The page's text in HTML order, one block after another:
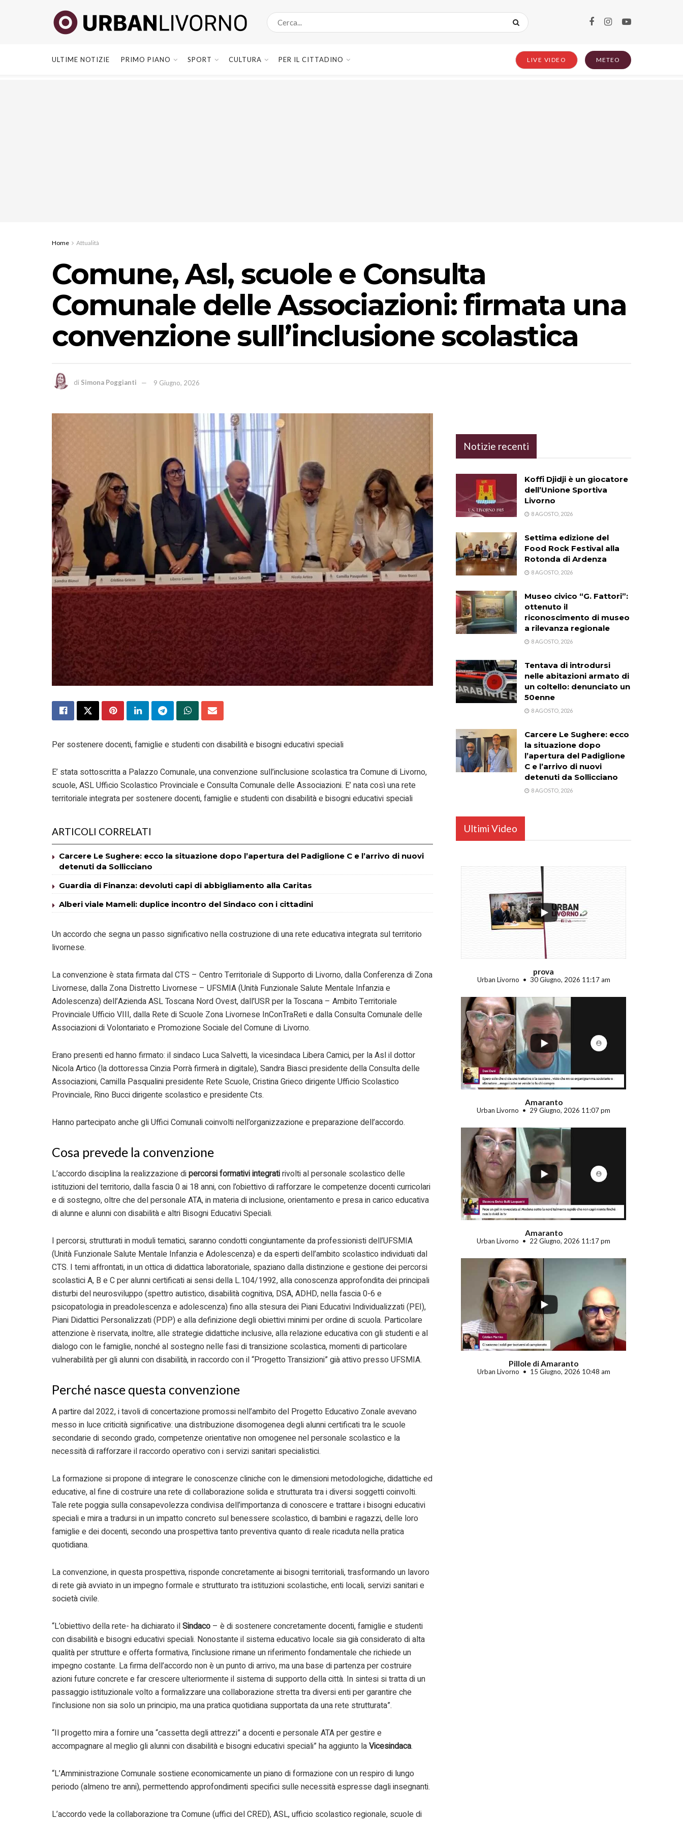
ULTIME NOTIZIE PRIMO PIANO SPORT CULTURA PER IL CITTADINO LIVE VIDEO METEO
Home Attualità
Comune, Asl, scuole e Consulta
Comunale delle Associazioni: firmata una
convenzione sull’inclusione scolastica
di Simona Poggianti 9 Giugno, 2026
Per sostenere docenti, famiglie e studenti con disabilità e bisogni educativi speciali
E’ stata sottoscritta a Palazzo Comunale, una convenzione sull’inclusione scolastica tra Comune di Livorno,
scuole, ASL Ufficio Scolastico Provinciale e Consulta Comunale delle Associazioni. E’ nata così una rete
territoriale integrata per sostenere docenti, famiglie e studenti con disabilità e bisogni educativi speciali
ARTICOLI CORRELATI
Carcere Le Sughere: ecco la situazione dopo l’apertura del Padiglione C e l’arrivo di nuovi
detenuti da Sollicciano
Guardia di Finanza: devoluti capi di abbigliamento alla Caritas
Alberi viale Mameli: duplice incontro del Sindaco con i cittadini
Un accordo che segna un passo significativo nella costruzione di una rete educativa integrata sul territorio
livornese.
La convenzione è stata firmata dal CTS – Centro Territoriale di Supporto di Livorno, dalla Conferenza di Zona
Livornese, dalla Zona Distretto Livornese – UFSMIA (Unità Funzionale Salute Mentale Infanzia e
Adolescenza) dell’Azienda ASL Toscana Nord Ovest, dall’USR per la Toscana – Ambito Territoriale
Provinciale Ufficio VIII, dalla Rete di Scuole Zona Livornese InConTraReti e dalla Consulta Comunale delle
Associazioni di Volontariato e Promozione Sociale del Comune di Livorno.
Erano presenti ed hanno firmato: il sindaco Luca Salvetti, la vicesindaca Libera Camici, per la Asl il dottor
Nicola Artico (la dottoressa Cinzia Porrà firmerà in digitale), Sandra Biasci presidente della Consulta delle
Associazioni, Camilla Pasqualini presidente Rete Scuole, Cristina Grieco dirigente Ufficio Scolastico
Provinciale, Rino Bucci dirigente scolastico e presidente Cts.
Hanno partecipato anche gli Uffici Comunali coinvolti nell’organizzazione e preparazione dell’accordo.
Cosa prevede la convenzione
L’accordo disciplina la realizzazione dipercorsi formativi integratirivolti al personale scolastico delle
istituzioni del territorio, dalla fascia 0 ai 18 anni, con l’obiettivo di rafforzare le competenze docenti curricolari
e di sostegno, oltre che del personale ATA, in materia di inclusione, orientamento e presa in carico educativa
di alunne e alunni con disabilità e altri Bisogni Educativi Speciali.
I percorsi, strutturati in moduli tematici, saranno condotti congiuntamente da professionisti dell’UFSMIA
(Unità Funzionale Salute Mentale Infanzia e Adolescenza) e da esperti dell’ambito scolastico individuati dal
CTS. I temi affrontati, in un ottica di didattica laboratoriale, spaziano dalla distinzione e gestione dei percorsi
scolastici A, B e C per alunni certificati ai sensi della L.104/1992, alla conoscenza approfondita dei principali
disturbi del neurosviluppo (spettro autistico, disabilità cognitiva, DSA, ADHD, nella fascia 0-6 e
psicopatologia in preadolescenza e adolescenza) fino alla stesura dei Piani Educativi Individualizzati (PEI),
Piani Didattici Personalizzati (PDP) e alla definizione degli obiettivi minimi per ordine di scuola. Particolare
attenzione è riservata, inoltre, alle strategie didattiche inclusive, alla relazione educativa con gli studenti e al
dialogo con le famiglie, nonché al sostegno nelle fasi di transizione scolastica, momenti di particolare
vulnerabilità per gli alunni con disabilità, in raccordo con il “Progetto Transizioni” già attivo presso UFSMIA.
Perché nasce questa convenzione
A partire dal 2022, i tavoli di concertazione promossi nell’ambito del Progetto Educativo Zonale avevano
messo in luce criticità significative: una distribuzione disomogenea degli alunni certificati tra le scuole
secondarie di secondo grado, competenze orientative non omogenee nel personale scolastico e la
necessità di rafforzare il raccordo operativo con i servizi sanitari specialistici.
La formazione si propone di integrare le conoscenze cliniche con le dimensioni metodologiche, didattiche ed
educative, al fine di costruire una rete di collaborazione solida e strutturata tra i diversi soggetti coinvolti.
Tale rete poggia sulla consapevolezza condivisa dell’importanza di conoscere e trattare i bisogni educativi
speciali e mira a tradursi in un impatto concreto sul benessere scolastico, di bambini e ragazzi, delle loro
famiglie e dei docenti, secondo una prospettiva tanto preventiva quanto di reale ricaduta nella pratica
quotidiana.
La convenzione, in questa prospettiva, risponde concretamente ai bisogni territoriali, trasformando un lavoro
di rete già avviato in un impegno formale e strutturato tra istituzioni scolastiche, enti locali, servizi sanitari e
società civile.
“L’obiettivo della rete- ha dichiarato ilSindaco – è di sostenere concretamente docenti, famiglie e studenti
con disabilità e bisogni educativi speciali. Nonostante il sistema educativo locale sia già considerato di alta
qualità per strutture e offerta formativa, l’inclusione rimane un riferimento fondamentale che richiede un
impegno costante. La firma dell’accordo non è un punto di arrivo, ma una base di partenza per costruire
azioni future concrete e far crescere ulteriormente il sistema di supporto della città. In sintesi si tratta di un
passaggio istituzionale volto a formalizzare una collaborazione stretta tra diversi enti per garantire che
l’inclusione non sia solo un principio, ma una pratica quotidiana supportata da una rete strutturata”.
“Il progetto mira a fornire una “cassetta degli attrezzi” a docenti e personale ATA per gestire e
accompagnare al meglio gli alunni con disabilità e bisogni educativi speciali” ha aggiunto laVicesindaca.
“L’Amministrazione Comunale sostiene economicamente un piano di formazione con un respiro di lungo
periodo (almeno tre anni), permettendo approfondimenti specifici sulle necessità espresse dagli insegnanti.
L’accordo vede la collaborazione tra Comune (uffici del CRED), ASL, ufficio scolastico regionale, scuole di
Notizie recenti
Koffi Djidji è un giocatore
dell’Unione Sportiva
Livorno
8 AGOSTO, 2026
Settima edizione del
Food Rock Festival alla
Rotonda di Ardenza
8 AGOSTO, 2026
Museo civico “G. Fattori”:
ottenuto il
riconoscimento di museo
a rilevanza regionale
8 AGOSTO, 2026
Tentava di introdursi
nelle abitazioni armato di
un coltello: denunciato un
50enne
8 AGOSTO, 2026
Carcere Le Sughere: ecco
la situazione dopo
l’apertura del Padiglione
C e l’arrivo di nuovi
detenuti da Sollicciano
8 AGOSTO, 2026
Ultimi Video
...
prova
Urban Livorno 30 Giugno, 2026 11:17 am
...
Amaranto
Urban Livorno 29 Giugno, 2026 11:07 pm
...
Amaranto
Urban Livorno 22 Giugno, 2026 11:17 pm
Pillole di Amaranto
Urban Livorno 15 Giugno, 2026 10:48 am